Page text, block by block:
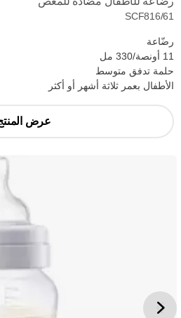
SCF816/61
رضّاعة
11 أونصة/330 مل
حلمة تدفق متوسط
الأطفال بعمر ثلاثة أشهر أو أكثر
عرض المنتج